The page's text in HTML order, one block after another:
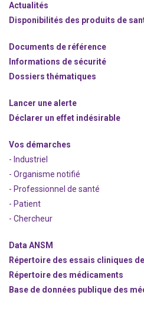
Actualités
Disponibilités des produits de
Documents de référence
Informations de sécurité
Dossiers thématiques
Lancer une alerte
Déclarer un effet indésirable
Vos démarches
- Industriel
- Organisme notifié
- Professionnel de santé
- Patient
- Chercheur
Data ANSM
Répertoire des essais cliniques
Répertoire des médicaments
Base de données publique des